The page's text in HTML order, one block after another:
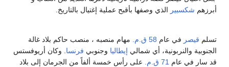
أبرزهم شكسبير الذي وصفها بأقبح عملية إغتيال بالتاريخ.
تسلم قيصر في عام 58 ق.م.
مهام منصبه ، منصب حاكم بلاد غالة
الجنوبية والنربونية، أي شمالي إيطاليا وجنوبي فرنسا. وكان أريوفستس
قد سار في عام 71 ق.م.
على رأس خمسة ألفاً من الجرمان إلى بلاد